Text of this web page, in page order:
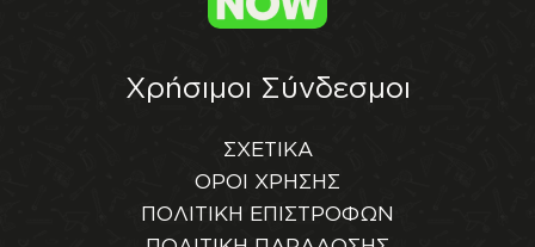
Χρήσιμοι Σύνδεσμοι
ΣΧΕΤΙΚΑ
ΟΡΟΙ ΧΡΗΣΗΣ
ΠΟΛΙΤΙΚΗ ΕΠΙΣΤΡΟΦΩΝ